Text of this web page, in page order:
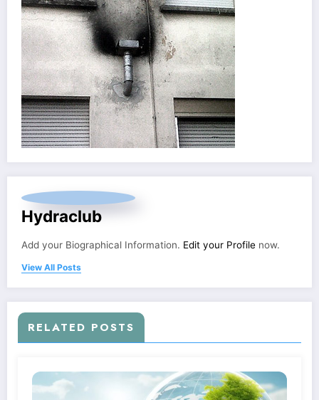
Hydraclub
Add your Biographical Information. Edit your Profile now.
View All Posts
RELATED POSTS